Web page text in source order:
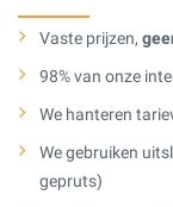
Vaste prijzen,
98% van onze
We hanteren
We gebruiken
gepruts)